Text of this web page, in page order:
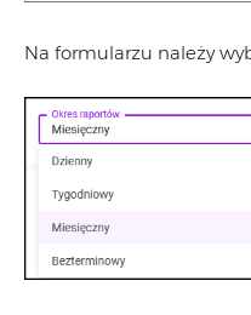
Na formularzu należy